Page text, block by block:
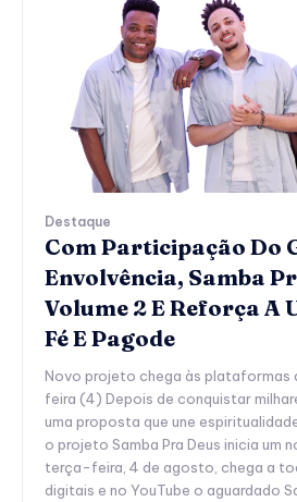
Destaque
Com Participação Do
Envolvência, Samba
Volume 2 E Reforça A
Fé E Pagode
Novo projeto chega às
feira (4) Depois de conquistar
uma proposta que une
o projeto Samba Pra Deus inicia um
terça-feira, 4 de agosto, chega a
digitais e no YouTube o aguardado